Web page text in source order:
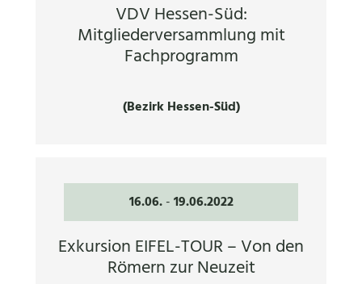
VDV Hessen-Süd:
Mitgliederversammlung mit
Fachprogramm
(Bezirk Hessen-Süd)
16.06. -19.06.2022
Exkursion EIFEL-TOUR – Von den
Römern zur Neuzeit